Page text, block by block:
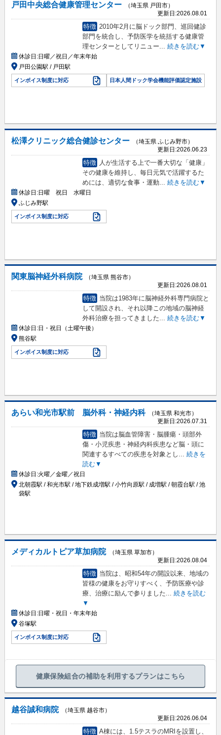
戸田中央総合健康管理センター
（埼玉県 戸田市）
更新日:2026.08.01
特徴 2010年2月に脳ドック部門、巡回健診
部門を統合し、予防医学を統括する健康管
理センターとしてリニュー... 続きを読む▼
休診日:日曜／祝日／年末年始
戸田公園駅 / 戸田駅
インボイス制度に対応 日本人間ドック学会機能評価認定施設
松澤クリニック総合健診センター
（埼玉県 ふじみ野市）
更新日:2026.06.23
特徴
人が生活する上で一番大切な「健康」
その健康を維持し、毎日元気で活躍するた
めには、適切な食事・運動
続きを読む▼
休診日:日曜 祝日 水曜日
ふじみ野駅
インボイス制度に対応
関東脳神経外科病院
（埼玉県 熊谷市）
更新日:2026.08.01
特徴 当院は1983年に脳神経外科専門病院と
して開設され、それ以降この地域の脳神経
外科治療を担ってきました... 続きを読む▼
休診日:日・祝日（土曜午後）
熊谷駅
インボイス制度に対応
あらい和光市駅前 脳外科・神経内科
（埼玉県 和光市）
更新日:2026.07.31
特徴 当院は脳血管障害・脳腫瘍・頭部外
傷・小児疾患・神経内科疾患など脳・頭に
関連するすべての疾患を対象とし ... 続きを
読む▼
休診日:火曜／金曜／祝日
北朝霞駅 / 和光市駅 / 地下鉄成増駅 / 小竹向原駅 / 成増駅 / 朝霞台駅 / 池
袋駅
メディカルトピア草加病院
（埼玉県 草加市）
更新日:2026.08.04
特徴 当院は、昭和54年の開設以来、地域の
皆様の健康をお守りすべく、予防医療や診
療、治療に励んで参りました
続きを読む
▼
休診日:日曜・祝日・年末年始
谷塚駅
インボイス制度に対応
健康保険組合の補助を利用するプランはこちら
越谷誠和病院
（埼玉県 越谷市）
更新日:2026.06.04
特徴 A棟には、1.5テスラのMRIを設置し、